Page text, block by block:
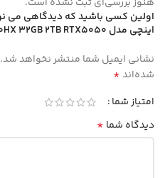
اینچی مدل LOQ 15IRX10 i7 13650HX 32GB 2TB RTX5050”
نشانی ایمیل شما منتشر نخواهد شد.
شده‌اند*
امتیاز شما
دیدگاه شما *